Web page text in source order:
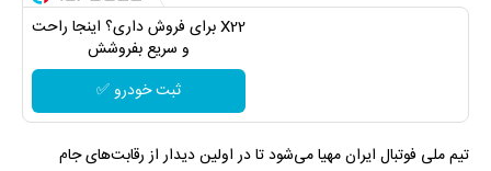
X22 برای فروش داری؟ اینجا راحت
و سریع بفروشش
ثبت خودرو ✅
تیم ملی فوتبال ایران مهیا می‌شود تا در اولین دیدار از رقابت‌های جام